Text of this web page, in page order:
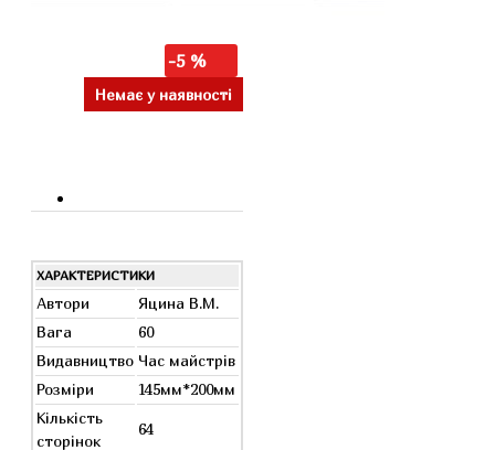
-5 %
Немає у наявності
ХАРАКТЕРИСТИКИ
Автори
Яцина В.М.
Вага
60
Видавництво Час майстрів
Розміри
145мм*200мм
Кількість
сторінок
64